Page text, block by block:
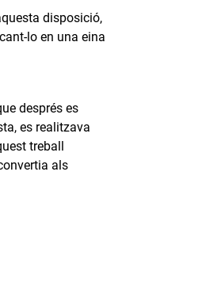
disposició,
lo en una eina
després es
es realitzava
treball
als